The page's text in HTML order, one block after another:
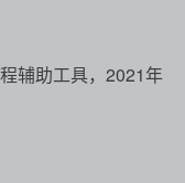
辅助工具，2021年